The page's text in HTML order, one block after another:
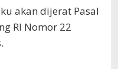
akan dijerat Pasal
RI Nomor 22